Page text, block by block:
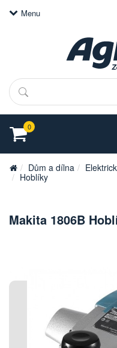
Menu
Hledat
0
Dům a dílna
Hoblíky
Makita 1806B